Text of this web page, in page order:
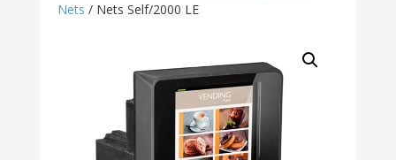
Nets / Nets Self/2000 LE